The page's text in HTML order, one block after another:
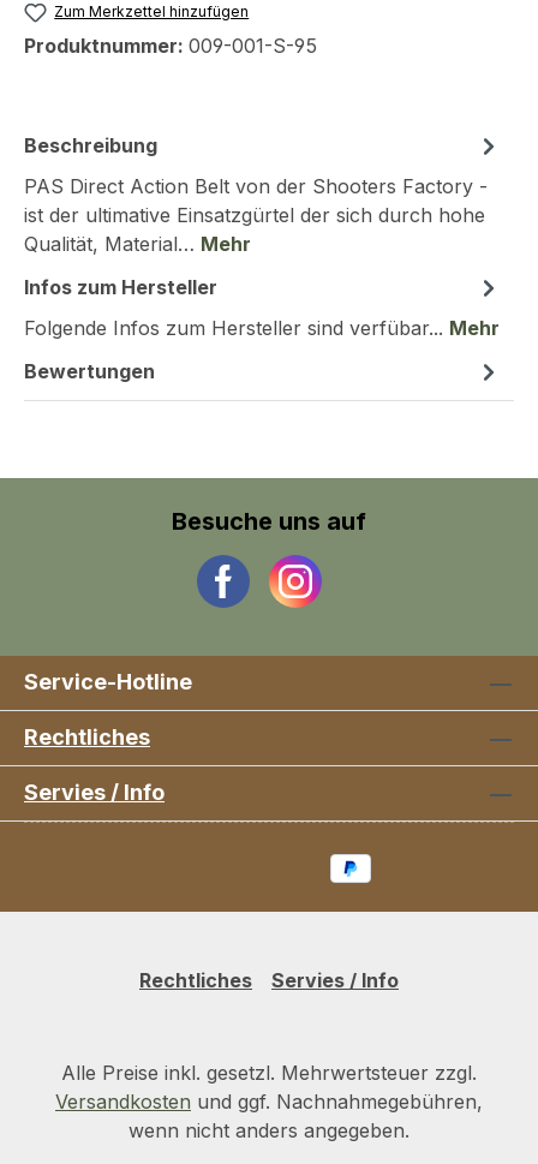
Zum Merkzettel hinzufügen
Produktnummer: 009-001-S-95
Beschreibung
PAS Direct Action Belt von der Shooters Factory -
ist der ultimative Einsatzgürtel der sich durch hohe
Qualität, Material… Mehr
Infos zum Hersteller
Folgende Infos zum Hersteller sind verfübar... Mehr
Bewertungen
Besuche uns auf
Service-Hotline
Rechtliches
Servies / Info
Rechtliches Servies / Info
Alle Preise inkl. gesetzl. Mehrwertsteuer zzgl.
Versandkosten und ggf. Nachnahmegebühren,
wenn nicht anders angegeben.